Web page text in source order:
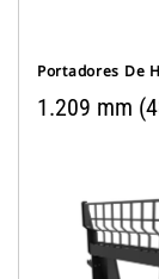
Portadores De
1.209 mm